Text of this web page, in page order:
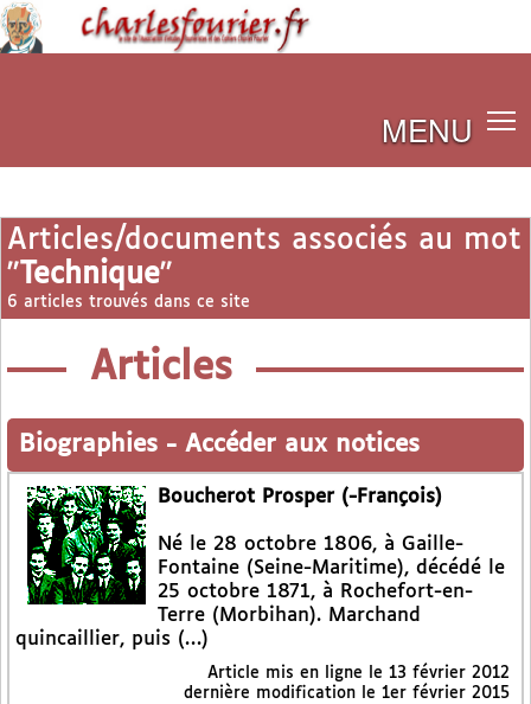
MENU
Articles/documents associés au mot
" Technique"
6 articles trouvés dans ce site
Articles
Biographies - Accéder aux notices
Boucherot Prosper (-François)
Né le 28 octobre 1806, à Gaille-
Fontaine (Seine-Maritime), décédé le
25 octobre 1871, à Rochefort-en-
Terre (Morbihan). Marchand
quincaillier, puis (…)
Article mis en ligne le 13 février 2012
dernière modification le 1er février 2015